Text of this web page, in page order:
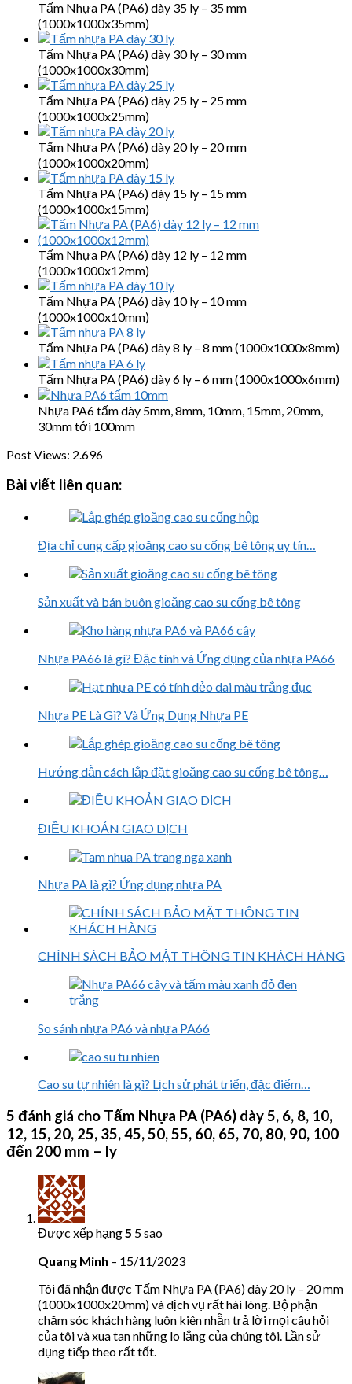
Tấm Nhựa PA (PA6) dày 35 ly – 35 mm
(1000x1000x35mm)
Tấm Nhựa PA (PA6) dày 30 ly – 30 mm
(1000x1000x30mm)
Tấm Nhựa PA (PA6) dày 25 ly – 25 mm
(1000x1000x25mm)
Tấm Nhựa PA (PA6) dày 20 ly – 20 mm
(1000x1000x20mm)
Tấm Nhựa PA (PA6) dày 15 ly – 15 mm
(1000x1000x15mm)
Tấm Nhựa PA (PA6) dày 12 ly – 12 mm
(1000x1000x12mm)
Tấm Nhựa PA (PA6) dày 10 ly – 10 mm
(1000x1000x10mm)
Tấm Nhựa PA (PA6) dày 8 ly – 8 mm (1000x1000x8mm)
Tấm Nhựa PA (PA6) dày 6 ly – 6 mm (1000x1000x6mm)
Nhựa PA6 tấm dày 5mm, 8mm, 10mm, 15mm, 20mm,
30mm tới 100mm
Post Views: 2.696
Bài viết liên quan:
Địa chỉ cung cấp gioăng cao su cống bê tông uy tín…
Sản xuất và bán buôn gioăng cao su cống bê tông
Nhựa PA66 là gì? Đặc tính và Ứng dụng của nhựa PA66
Nhựa PE Là Gì? Và Ứng Dụng Nhựa PE
Hướng dẫn cách lắp đặt gioăng cao su cống bê tông…
ĐIỀU KHOẢN GIAO DỊCH
Nhựa PA là gì? Ứng dụng nhựa PA
CHÍNH SÁCH BẢO MẬT THÔNG TIN KHÁCH HÀNG
So sánh nhựa PA6 và nhựa PA66
Cao su tự nhiên là gì? Lịch sử phát triển, đặc điểm…
5 đánh giá cho Tấm Nhựa PA (PA6) dày 5, 6, 8, 10,
12, 15, 20, 25, 35, 45, 50, 55, 60, 65, 70, 80, 90, 100
đến 200 mm – ly
Được xếp hạng 5 5 sao
Quang Minh – 15/11/2023
Tôi đã nhận được Tấm Nhựa PA (PA6) dày 20 ly – 20 mm
(1000x1000x20mm) và dịch vụ rất hài lòng. Bộ phận
chăm sóc khách hàng luôn kiên nhẫn trả lời mọi câu hỏi
của tôi và xua tan những lo lắng của chúng tôi. Lần sử
dụng tiếp theo rất tốt.